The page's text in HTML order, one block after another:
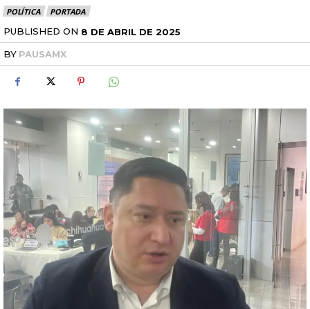
POLÍTICA PORTADA
PUBLISHED ON 8 DE ABRIL DE 2025
BY PAUSAMX